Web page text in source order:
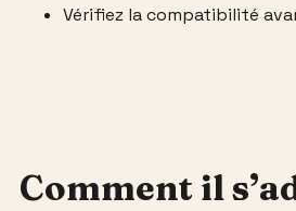
Vérifiez la compatibilité
Comment il